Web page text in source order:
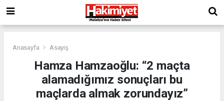
Anasayfa Asayiş
Hamza Hamzaoğlu: “2 maçta
alamadığımız sonuçları bu
maçlarda almak zorundayız”